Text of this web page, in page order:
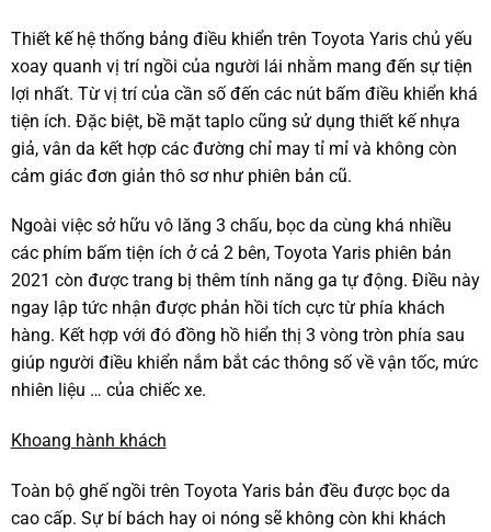
Thiết kế hệ thống bảng điều khiển trên Toyota Yaris chủ yếu
xoay quanh vị trí ngồi của người lái nhằm mang đến sự tiện
lợi nhất. Từ vị trí của cần số đến các nút bấm điều khiển khá
tiện ích. Đặc biệt, bề mặt taplo cũng sử dụng thiết kế nhựa
giả, vân da kết hợp các đường chỉ may tỉ mỉ và không còn
cảm giác đơn giản thô sơ như phiên bản cũ.
Ngoài việc sở hữu vô lăng 3 chấu, bọc da cùng khá nhiều
các phím bấm tiện ích ở cả 2 bên, Toyota Yaris phiên bản
2021 còn được trang bị thêm tính năng ga tự động. Điều này
ngay lập tức nhận được phản hồi tích cực từ phía khách
hàng. Kết hợp với đó đồng hồ hiển thị 3 vòng tròn phía sau
giúp người điều khiển nắm bắt các thông số về vận tốc, mức
nhiên liệu … của chiếc xe.
Khoang hành khách
Toàn bộ ghế ngồi trên Toyota Yaris bản đều được bọc da
cao cấp. Sự bí bách hay oi nóng sẽ không còn khi khách